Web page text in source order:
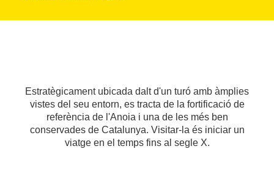
Estratègicament ubicada dalt d'un turó amb àmplies
vistes del seu entorn, es tracta de la fortificació de
referència de l'Anoia i una de les més ben
conservades de Catalunya. Visitar-la és iniciar un
viatge en el temps fins al segle X.